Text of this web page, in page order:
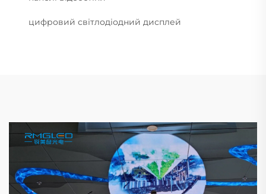
цифровий світлодіодний дисплей